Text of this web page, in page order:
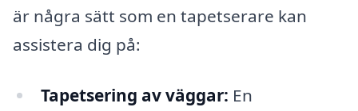
är några sätt som en tapetserare kan
assistera dig på:
Tapetsering av väggar: En